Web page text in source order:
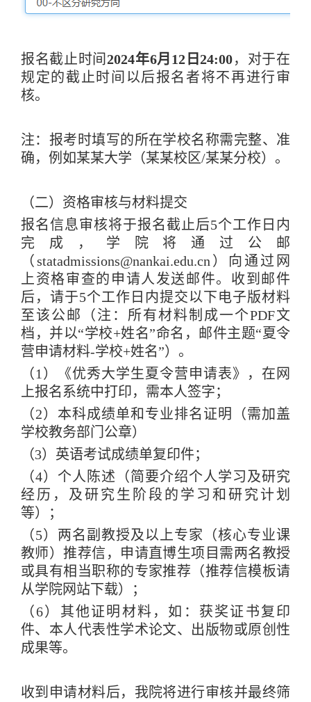
报名截止时间2024年6月 12日24:00，对于在
规定的截止时间以后报名者将不再进行审
核。
注：报考时填写的所在学校名称需完整、准
确，例如某某大学（某某校区/某某分校）。
（二）资格审核与材料提交
报名信息审核将于报名截止后5个工作日内
完成，学院将通过公邮
（ statadmissions@nankai.edu.cn ）向通过网
上资格审查的申请人发送邮件。收到邮件
后，请于5个工作日内提交以下电子版材料
至该公邮（注：所有材料制成一个PDF文
档，并以“学校+姓名”命名，邮件主题“夏令
营申请材料-学校+姓名”）。
（1 ）《优秀大学生夏令营申请表》，在网
上报名系统中打印，需本人签字；
（2）本科成绩单和专业排名证明（需加盖
学校教务部门公章）
（3）英语考试成绩单复印件；
（4）个人陈述（简要介绍个人学习及研究
经历，及研究生阶段的学习和研究计划
等）；
（5）两名副教授及以上专家（核心专业课
教师）推荐信，申请直博生项目需两名教授
或具有相当职称的专家推荐（推荐信模板请
从学院网站下载）；
（6）其他证明材料，如：获奖证书复印
件、本人代表性学术论文、出版物或原创性
成果等。
收到申请材料后，我院将进行审核并最终筛